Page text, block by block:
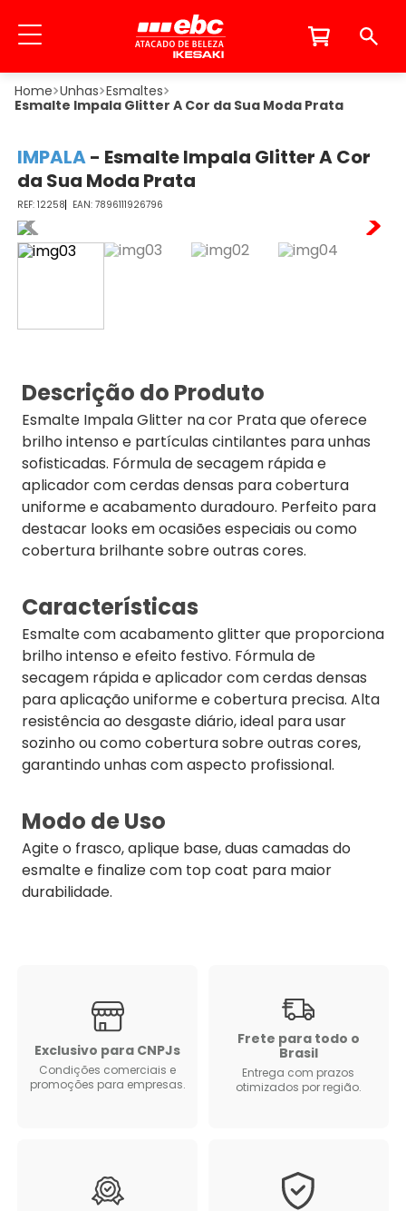
Unhas Esmaltes
Esmalte Impala Glitter A Cor da Sua Moda Prata
IMPALA- Esmalte Impala Glitter A Cor
da Sua Moda Prata
12258 7896111926796
Descrição do Produto
Esmalte Impala Glitter na cor Prata que oferece
brilho intenso e partículas cintilantes para unhas
sofisticadas. Fórmula de secagem rápida e
aplicador com cerdas densas para cobertura
uniforme e acabamento duradouro. Perfeito para
destacar looks em ocasiões especiais ou como
cobertura brilhante sobre outras cores.
Características
Esmalte com acabamento glitter que proporciona
brilho intenso e efeito festivo. Fórmula de
secagem rápida e aplicador com cerdas densas
para aplicação uniforme e cobertura precisa. Alta
resistência ao desgaste diário, ideal para usar
sozinho ou como cobertura sobre outras cores,
garantindo unhas com aspecto profissional.
Modo de Uso
Agite o frasco, aplique base, duas camadas do
esmalte e finalize com top coat para maior
durabilidade.
Exclusivo para CNPJs
Condições comerciais e
promoções para empresas.
Frete para todo o
Brasil
Entrega com prazos
otimizados por região.